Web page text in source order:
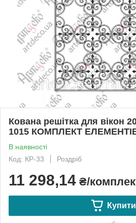
Кована решітка для вікон
1015 КОМПЛЕКТ
В наявності
Код: КР-33
Роздріб
11 298,14 ₴/
Купити